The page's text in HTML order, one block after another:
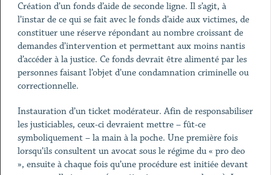
Création d’un fonds d’aide de seconde ligne. Il s’agit, à
l’instar de ce qui se fait avec le fonds d’aide aux victimes, de
constituer une réserve répondant au nombre croissant de
demandes d’intervention et permettant aux moins nantis
d’accéder à la justice. Ce fonds devrait être alimenté par les
personnes faisant l’objet d’une condamnation criminelle ou
correctionnelle.
Instauration d’un ticket modérateur. Afin de responsabiliser
les justiciables, ceux-ci devraient mettre – fût-ce
symboliquement – la main à la poche. Une première fois
lorsqu’ils consultent un avocat sous le régime du « pro deo
», ensuite à chaque fois qu’une procédure est initiée devant